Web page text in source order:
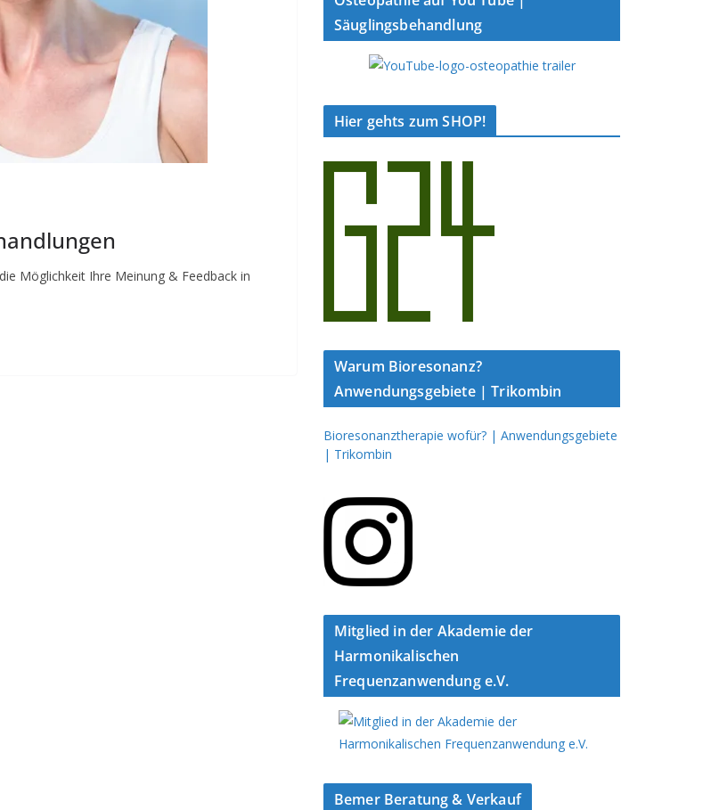
Möglichkeit Ihre Meinung & Feedback in
Säuglingsbehandlung
Hier gehts zum SHOP!
Warum Bioresonanz?
Anwendungsgebiete | Trikombin
Bioresonanztherapie wofür? | Anwendungsgebiete
| Trikombin
Mitglied in der Akademie der
Harmonikalischen
Frequenzanwendung e.V.
Bemer Beratung & Verkauf